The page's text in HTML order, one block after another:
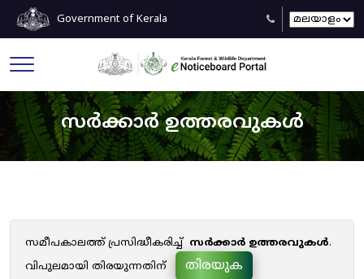
Government of Kerala
സർക്കാർ ഉത്തരവുകൾ
സമീപകാലത്ത് പ്രസിദ്ധീകരിച്ച് സർക്കാർ ഉത്തരവുകൾ.
വിപുലമായി തിരയുന്നതിന്
തിരയുക